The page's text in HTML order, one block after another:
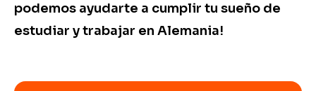
podemos ayudarte a cumplir tu sueño de
estudiar y trabajar en Alemania!